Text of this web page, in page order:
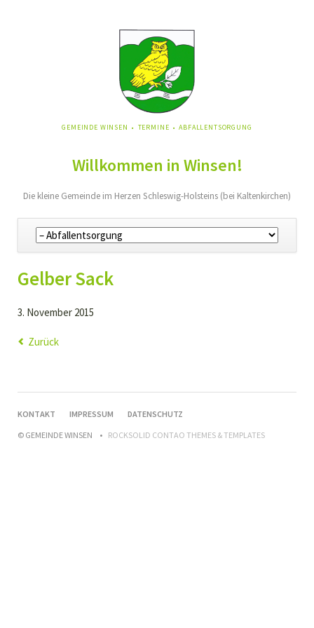
NAVIGATION
GEMEINDE WINSEN TERMINE ABFALLENTSORGUNG
Willkommen in Winsen!
Die kleine Gemeinde im Herzen Schleswig-Holsteins (bei Kaltenkirchen)
Navigation
überspringen
Gelber Sack
3. November 2015
Zurück
NAVIGATION
KONTAKT IMPRESSUM
DATENSCHUTZ
© GEMEINDE WINSEN
ROCKSOLID CONTAO THEMES & TEMPLATES